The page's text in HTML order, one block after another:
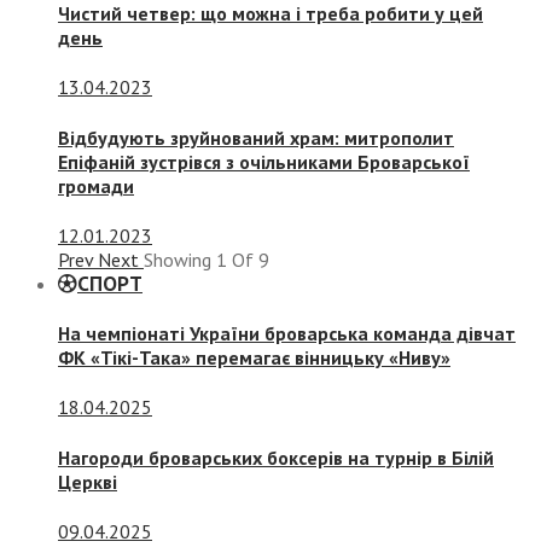
Чистий четвер: що можна і треба робити у цей
день
13.04.2023
Відбудують зруйнований храм: митрополит
Епіфаній зустрівся з очільниками Броварської
громади
12.01.2023
Prev Next Showing 1 Of 9
СПОРТ
На чемпіонаті України броварська команда дівчат
ФК «Тікі-Така» перемагає вінницьку «Ниву»
18.04.2025
Нагороди броварських боксерів на турнір в Білій
Церкві
09.04.2025